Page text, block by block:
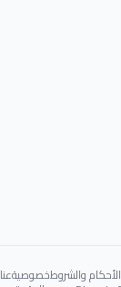
الأحكام والشروطخصوصيةعنا